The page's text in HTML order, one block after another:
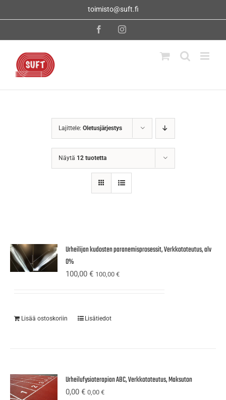
toimisto@suft.fi
FacebookInstagram
Lajittele: Oletusjärjestys
Näytä 12 tuotetta
Urheilijan kudosten paranemisprosessit, Verkkototeutus, alv
0%
100,00€ 100,00€
Lisää ostoskoriin Lisätiedot
Urheilufysioterapian ABC, Verkkototeutus, Maksuton
0,00€ 0,00€